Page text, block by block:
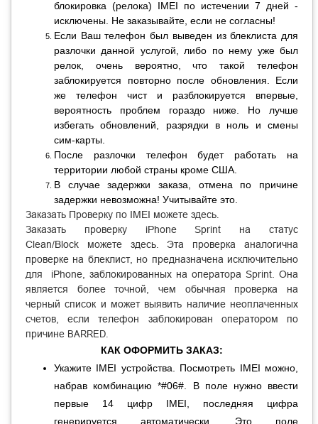
блокировка (релока) IMEI по истечении 7 дней -
исключены. Не заказывайте, если не согласны!
Если Ваш телефон был выведен из блеклиста для
разлочки данной услугой, либо по нему уже был
релок, очень вероятно, что такой телефон
заблокируется повторно после обновления. Если
же телефон чист и разблокируется впервые,
вероятность проблем гораздо ниже. Но лучше
избегать обновлений, разрядки в ноль и смены
сим-карты.
После разлочки телефон будет работать на
территории любой страны кроме США.
В случае задержки заказа, отмена по причине
задержки невозможна! Учитывайте это.
Заказать Проверку по IMEI можете здесь.
Заказать проверку iPhone Sprint на статус
Clean/Block можете здесь.Эта проверка аналогична
проверке на блеклист, но предназначена исключительно
для
iPhone, заблокированных на оператора Sprint. Она
является более точной, чем обычная проверка на
черный список и может выявить наличие неоплаченных
счетов, если телефон заблокирован оператором по
причине BARRED.
КАК ОФОРМИТЬ ЗАКАЗ:
Укажите IMEI устройства. Посмотреть IMEI можно,
набрав комбинацию *#06#. В поле нужно ввести
первые 14 цифр IMEI, последняя цифра
генерируется автоматически. Это поле